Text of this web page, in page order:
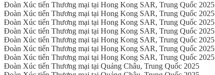
Đoàn Xúc tiến Thương mại tại Hong Kong SAR, Trung Quốc 2025
Đoàn Xúc tiến Thương mại tại Hong Kong SAR, Trung Quốc 2025
Đoàn Xúc tiến Thương mại tại Hong Kong SAR, Trung Quốc 2025
Đoàn Xúc tiến Thương mại tại Hong Kong SAR, Trung Quốc 2025
Đoàn Xúc tiến Thương mại tại Hong Kong SAR, Trung Quốc 2025
Đoàn Xúc tiến Thương mại tại Hong Kong SAR, Trung Quốc 2025
Đoàn Xúc tiến Thương mại tại Hong Kong SAR, Trung Quốc 2025
Đoàn Xúc tiến Thương mại tại Quảng Châu, Trung Quốc 2025